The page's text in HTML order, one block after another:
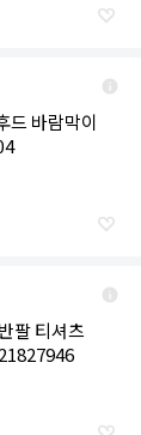
드 바람막이
팔 티셔츠